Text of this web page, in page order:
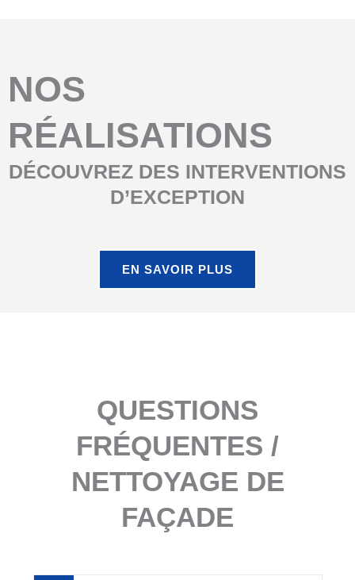
NOS
RÉALISATIONS
DÉCOUVREZ DES INTERVENTIONS
D’EXCEPTION
EN SAVOIR PLUS
QUESTIONS
FRÉQUENTES /
NETTOYAGE DE
FAÇADE